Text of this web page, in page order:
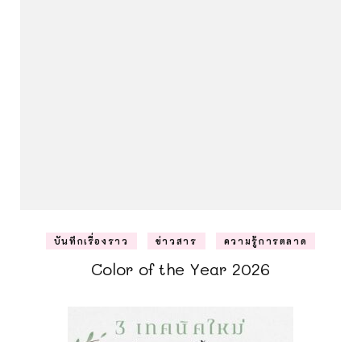
บันทึกเรื่องราว ข่าวสาร ความรู้การตลาด
Color of the Year 2026